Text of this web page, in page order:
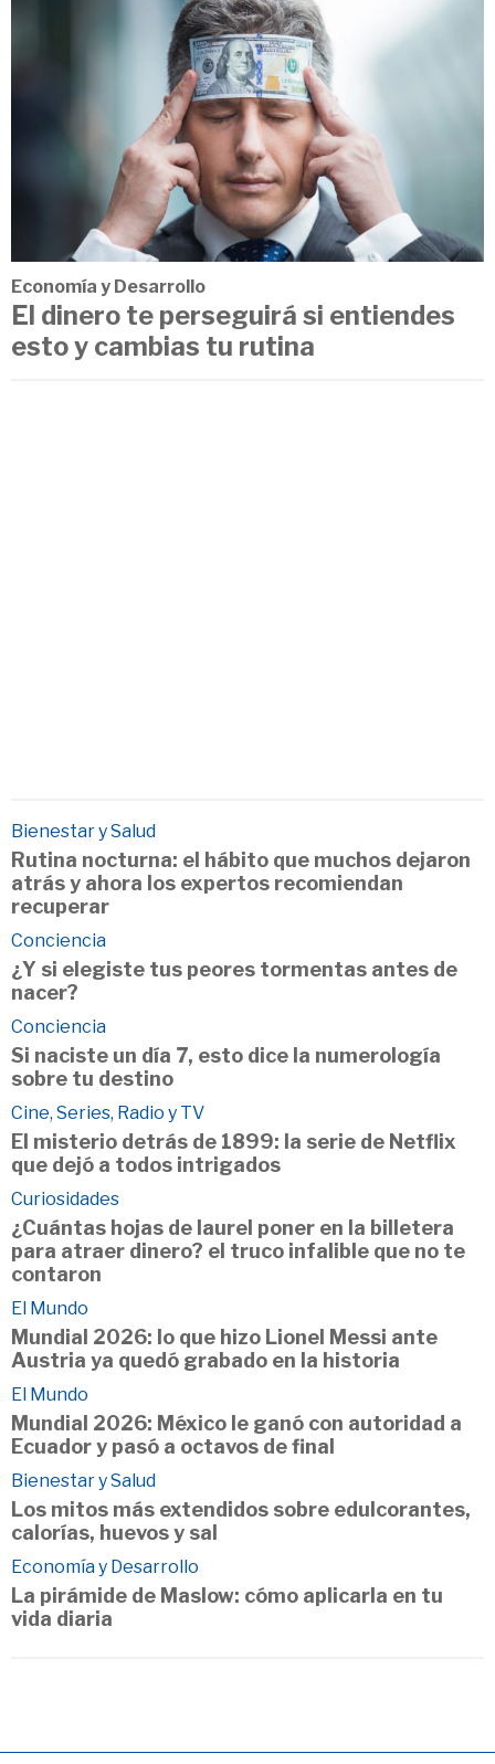
Economía y Desarrollo
El dinero te perseguirá si entiendes
esto y cambias tu rutina
Bienestar y Salud
Rutina nocturna: el hábito que muchos dejaron
atrás y ahora los expertos recomiendan
recuperar
Conciencia
¿Y si elegiste tus peores tormentas antes de
nacer?
Conciencia
Si naciste un día 7, esto dice la numerología
sobre tu destino
Cine, Series, Radio y TV
El misterio detrás de 1899: la serie de Netflix
que dejó a todos intrigados
Curiosidades
¿Cuántas hojas de laurel poner en la billetera
para atraer dinero? el truco infalible que no te
contaron
El Mundo
Mundial 2026: lo que hizo Lionel Messi ante
Austria ya quedó grabado en la historia
El Mundo
Mundial 2026: México le ganó con autoridad a
Ecuador y pasó a octavos de final
Bienestar y Salud
Los mitos más extendidos sobre edulcorantes,
calorías, huevos y sal
Economía y Desarrollo
La pirámide de Maslow: cómo aplicarla en tu
vida diaria